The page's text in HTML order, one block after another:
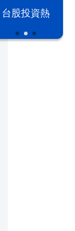
台股投資熱